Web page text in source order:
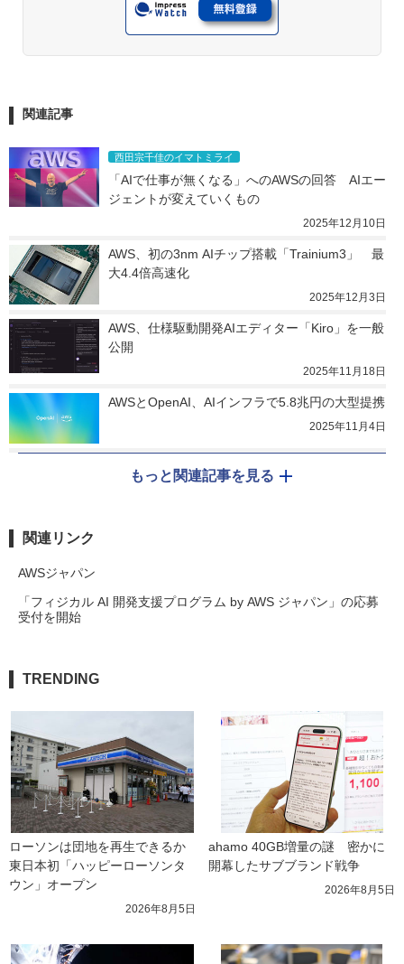
関連記事
西田宗千佳のイマトミライ
「AIで仕事が無くなる」へのAWSの回答　AIエー
ジェントが変えていくもの
2025年12月10日
AWS、初の3nm AIチップ搭載「Trainium3」　最
大4.4倍高速化
2025年12月3日
AWS、仕様駆動開発AIエディター「Kiro」を一般
公開
2025年11月18日
AWSとOpenAI、AIインフラで5.8兆円の大型提携
2025年11月4日
もっと関連記事を見る
関連リンク
AWSジャパン
「フィジカル AI 開発支援プログラム by AWS ジャパン」の応募
受付を開始
TRENDING
ローソンは団地を再生できるか
東日本初「ハッピーローソンタ
ウン」オープン
2026年8月5日
ahamo 40GB増量の謎　密かに
開幕したサブブランド戦争
2026年8月5日